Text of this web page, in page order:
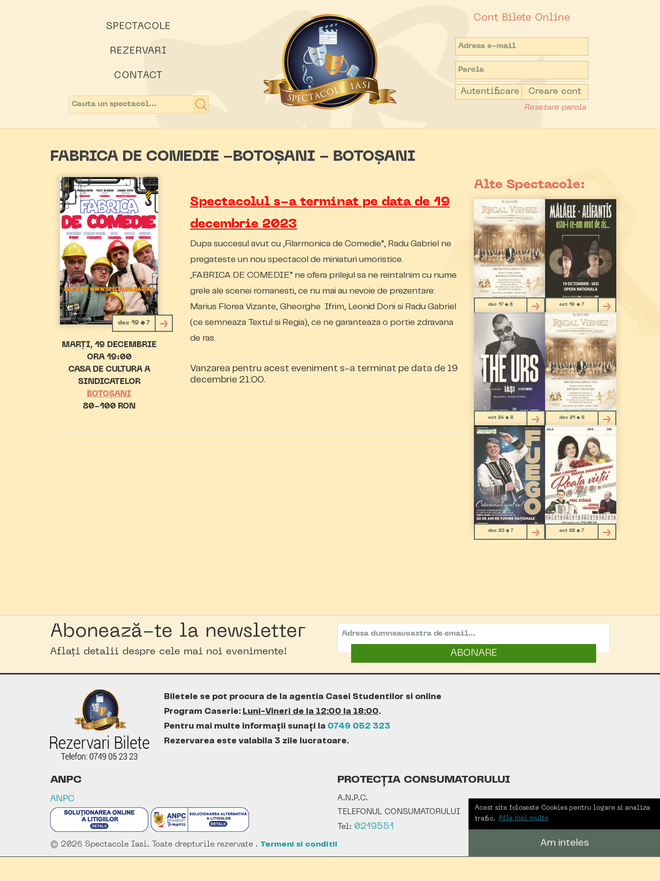
Acest site foloseste Cookies pentru logare si analiza
trafic.
Afla mai multe
Am inteles
SPECTACOLE
REZERVARI
CONTACT
Cont Bilete Online
Autentificare Creare cont
Resetare parola
FABRICA DE COMEDIE -BOTOȘANI - BOTOȘANI
dec 19 ◆ 7
MARȚI 19 DECEMBRIE
ORA 19:00
CASA DE CULTURA A
SINDICATELOR
BOTOȘANI
80-100 RON
Spectacolul s-a terminat pe data de 19
decembrie 2023
Dupa succesul avut cu „Filarmonica de Comedie”, Radu Gabriel ne
pregateste un nou spectacol de miniaturi umoristice.
„FABRICA DE COMEDIE” ne ofera prilejul sa ne reintalnim cu nume
grele ale scenei romanesti, ce nu mai au nevoie de prezentare:
Marius Florea Vizante, Gheorghe Ifrim, Leonid Doni si Radu Gabriel
(ce semneaza Textul si Regia), ce ne garanteaza o portie zdravana
de ras.
Vanzarea pentru acest eveniment s-a terminat pe data de 19
decembrie 21:00.
Alte Spectacole:
dec 17 ◆ 8 oct 19 ◆ 7
oct 24 ◆ 8 dec 21 ◆ 8
dec 23 ◆ 7 oct 28 ◆ 7
Abonează-te la newsletter
Aflați detalii despre cele mai noi evenimente! ABONARE
Biletele se pot procura de la agentia Casei Studentilor si online
Program Caserie: Luni-Vineri de la 12:00 la 18:00.
Pentru mai multe informații sunați la 0749 052 323
Rezervarea este valabila 3 zile lucratoare.
ANPC
ANPC
PROTECȚIA CONSUMATORULUI
A.N.P.C.
TELEFONUL CONSUMATORULUI
Tel: 0219551
© 2026 Spectacole Iasi. Toate drepturile rezervate . Termeni si conditii